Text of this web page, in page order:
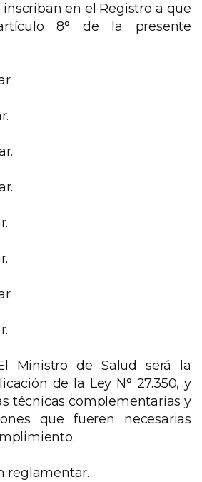
en el Registro a que
8° de la presente
Ministro de Salud será la
de la Ley N° 27.350, y
técnicas complementarias y
que fueren necesarias
reglamentar.